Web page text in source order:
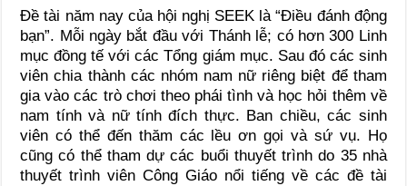
Đề tài năm nay của hội nghị SEEK là “Điều đánh động
bạn”. Mỗi ngày bắt đầu với Thánh lễ; có hơn 300 Linh
mục đồng tế với các Tổng giám mục. Sau đó các sinh
viên chia thành các nhóm nam nữ riêng biệt để tham
gia vào các trò chơi theo phái tình và học hỏi thêm về
nam tính và nữ tính đích thực. Ban chiều, các sinh
viên có thể đến thăm các lều ơn gọi và sứ vụ. Họ
cũng có thể tham dự các buổi thuyết trình do 35 nhà
thuyết trình viên Công Giáo nổi tiếng về các đề tài